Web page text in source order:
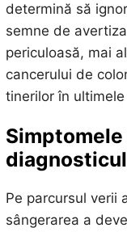
determină să
semne de
periculoasă, mai
cancerului de
tinerilor în
Pe parcursul verii
sângerarea a